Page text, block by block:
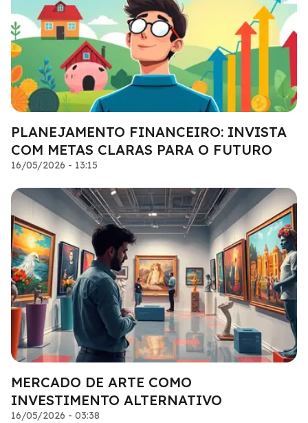
PLANEJAMENTO FINANCEIRO: INVISTA
COM METAS CLARAS PARA O FUTURO
16/05/2026 - 13:15
MERCADO DE ARTE COMO
INVESTIMENTO ALTERNATIVO
16/05/2026 - 03:38